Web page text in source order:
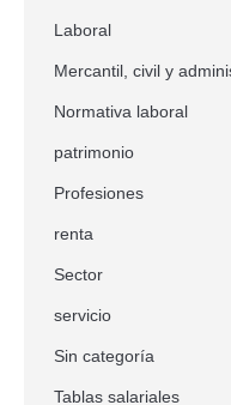
Laboral
Mercantil, civil y
Normativa laboral
patrimonio
Profesiones
renta
Sector
servicio
Sin categoría
Tablas salariales